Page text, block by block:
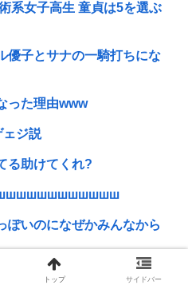
系女子高生 童貞は5を選ぶ
優子とサナの一騎打ちにな
った理由www
ェジ説
る助けてくれ?
子шшшшшшшшшшшш
ぽいのになぜかみんなから
たら「弓兵」で無双だろ。
トップ サイドバー